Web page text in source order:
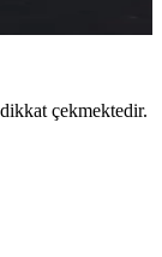
çekmektedir.